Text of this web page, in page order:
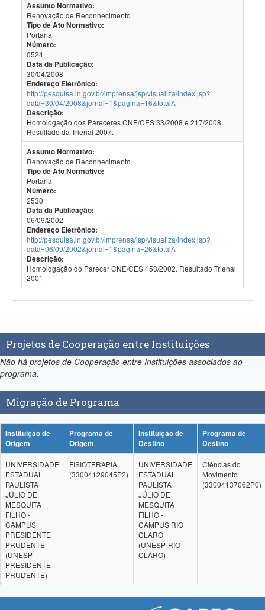
Assunto Normativo:
Renovação de Reconhecimento
Tipo de Ato Normativo:
Portaria
Número:
0524
Data da Publicação:
30/04/2008
Endereço Eletrônico:
http://pesquisa.in.gov.br/imprensa/jsp/visualiza/index.jsp?
data=30/04/2008&jornal=1&pagina=16&totalA
Descrição:
Homologação dos Pareceres CNE/CES 33/2008 e 217/2008.
Resultado da Trienal 2007.
Assunto Normativo:
Renovação de Reconhecimento
Tipo de Ato Normativo:
Portaria
Número:
2530
Data da Publicação:
06/09/2002
Endereço Eletrônico:
http://pesquisa.in.gov.br/imprensa/jsp/visualiza/index.jsp?
data=06/09/2002&jornal=1&pagina=26&totalA
Descrição:
Homologação do Parecer CNE/CES 153/2002. Resultado Trienal
2001
Projetos de Cooperação entre Instituições
Não há projetos de Cooperação entre Instituições associados ao
programa.
Migração de Programa
Instituição de
Origem
Programa de
Origem
Instituição de
Destino
Programa de
Destino
UNIVERSIDADE
ESTADUAL
PAULISTA
JÚLIO DE
MESQUITA
FILHO -
CAMPUS
PRESIDENTE
PRUDENTE
(UNESP-
PRESIDENTE
PRUDENTE)
FISIOTERAPIA
(33004129045P2)
UNIVERSIDADE
ESTADUAL
PAULISTA
JÚLIO DE
MESQUITA
FILHO -
CAMPUS RIO
CLARO
(UNESP-RIO
CLARO)
Ciências do
Movimento
(33004137062P0)